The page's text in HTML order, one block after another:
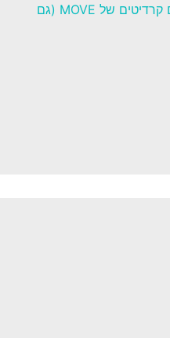
איך לשלם על צלילה חופשית עם קרדיטים של MOVE (גם